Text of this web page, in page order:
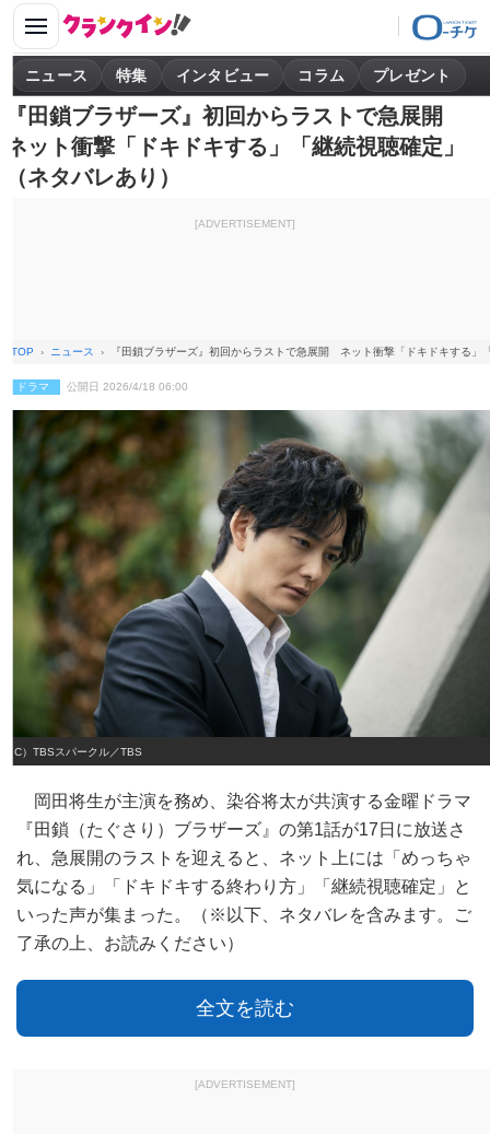
ニュース 特集 インタビュー コラム プレゼント
『田鎖ブラザーズ』初回からラストで急展開
ネット衝撃「ドキドキする」「継続視聴確定」
（ネタバレあり）
[ADVERTISEMENT]
TOP ニュース 『田鎖ブラザーズ』初回からラストで急展開 ネット衝撃「ドキドキする」
ドラマ 公開日 2026/4/18 06:00
（C）TBSスパークル／TBS
岡田将生が主演を務め、染谷将太が共演する金曜ドラマ
『田鎖（たぐさり）ブラザーズ』の第1話が17日に放送さ
れ、急展開のラストを迎えると、ネット上には「めっちゃ
気になる」「ドキドキする終わり方」「継続視聴確定」と
いった声が集まった。（※以下、ネタバレを含みます。ご
了承の上、お読みください）
全文を読む
[ADVERTISEMENT]